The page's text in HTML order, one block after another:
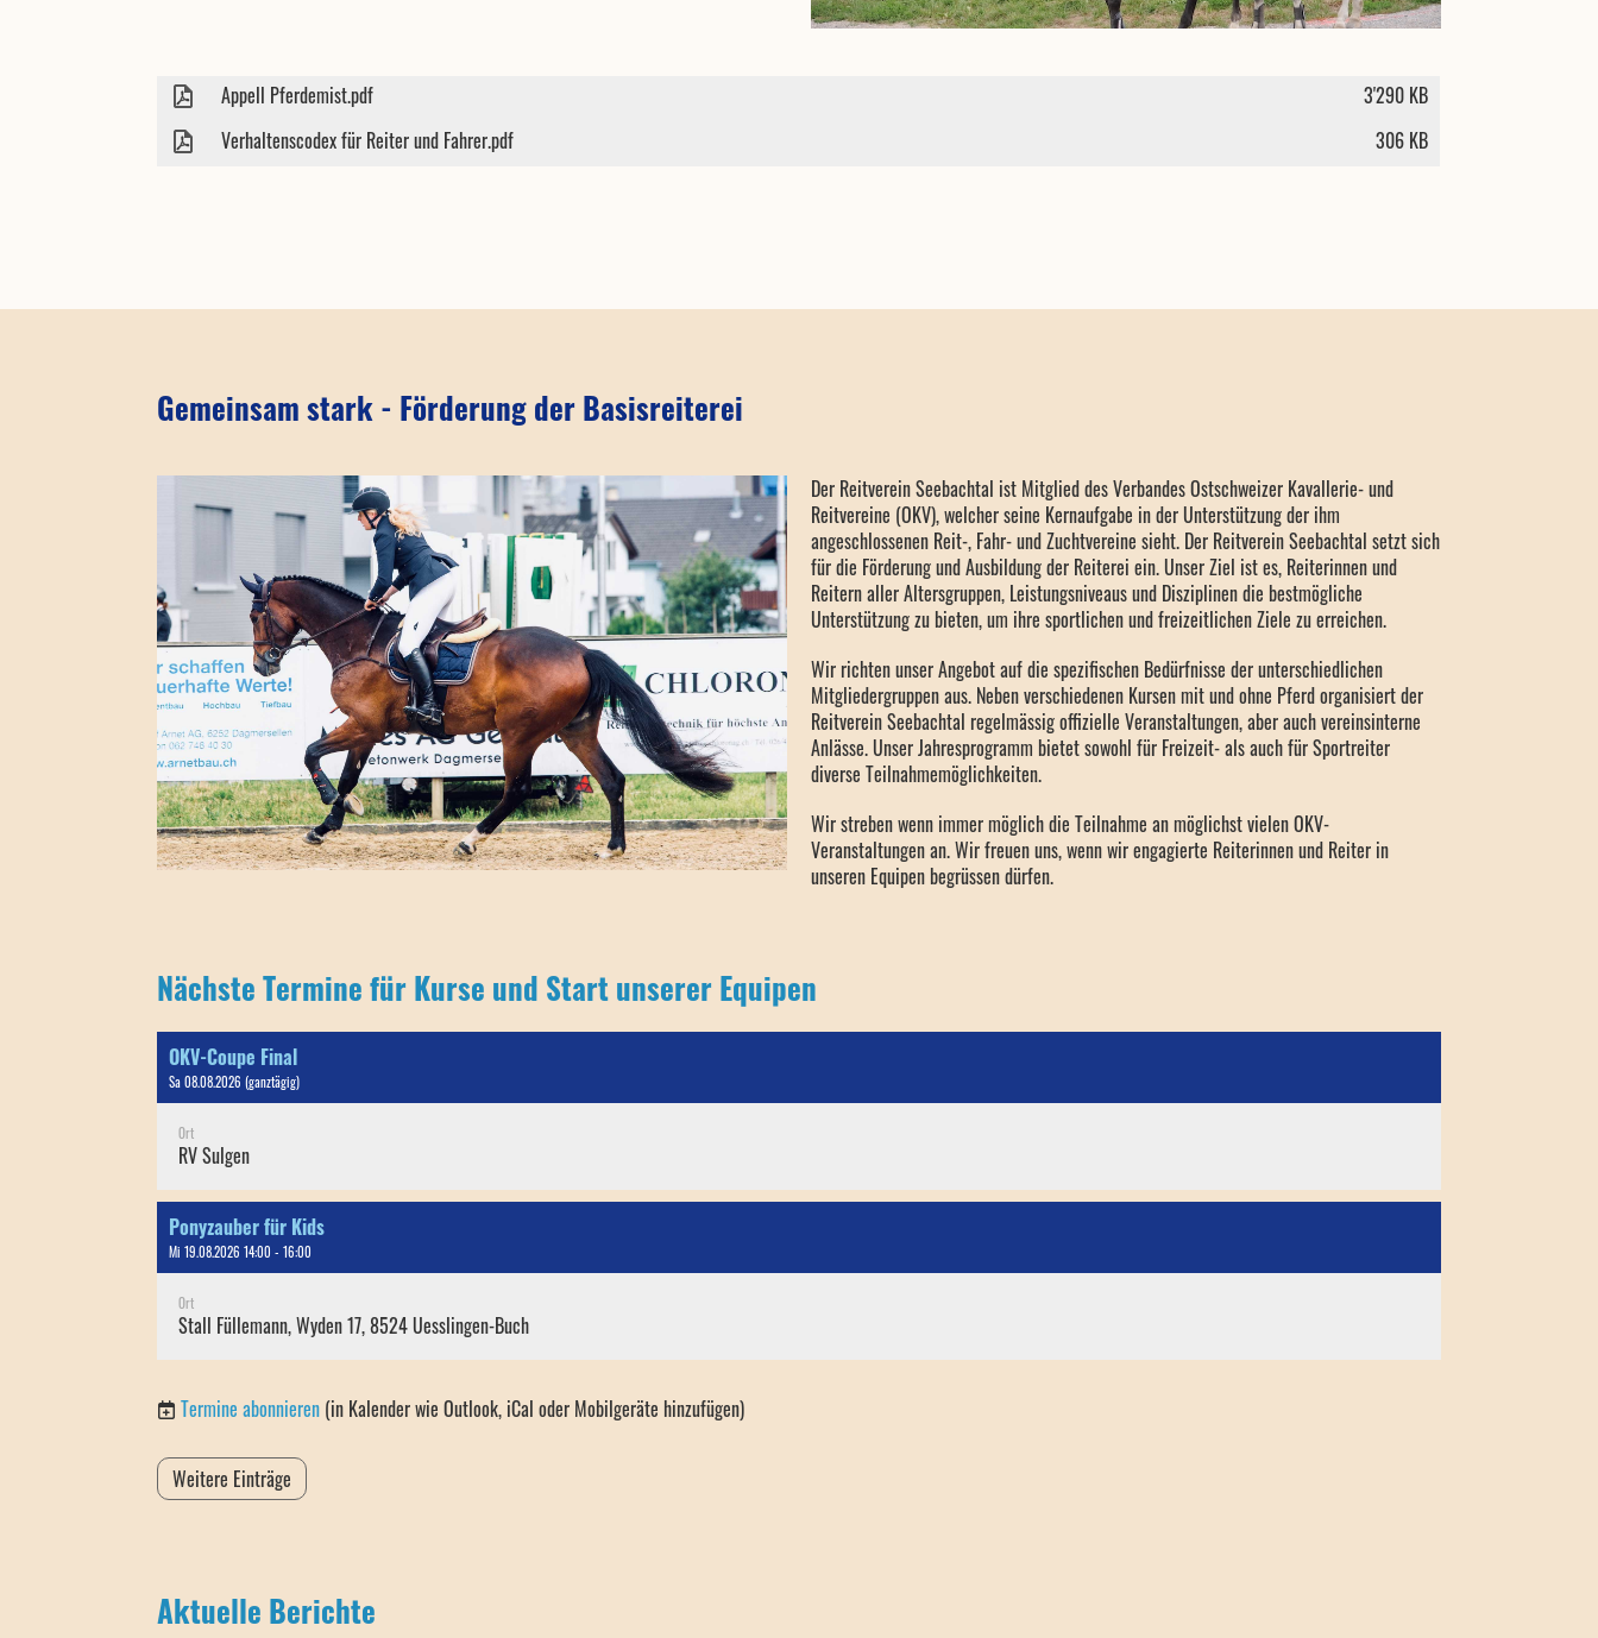
Appell Pferdemist.pdf
3'290 KB
Verhaltenscodex für Reiter und Fahrer.pdf
306 KB
Gemeinsam stark - Förderung der Basisreiterei
Der Reitverein Seebachtal ist Mitglied des Verbandes Ostschweizer Kavallerie- und
Reitvereine (OKV), welcher seine Kernaufgabe in der Unterstützung der ihm
angeschlossenen Reit-, Fahr- und Zuchtvereine sieht. Der Reitverein Seebachtal setzt sich
für die Förderung und Ausbildung der Reiterei ein. Unser Ziel ist es, Reiterinnen und
Reitern aller Altersgruppen, Leistungsniveaus und Disziplinen die bestmögliche
Unterstützung zu bieten, um ihre sportlichen und freizeitlichen Ziele zu erreichen.
Wir richten unser Angebot auf die spezifischen Bedürfnisse der unterschiedlichen
Mitgliedergruppen aus. Neben verschiedenen Kursen mit und ohne Pferd organisiert der
Reitverein Seebachtal regelmässig offizielle Veranstaltungen, aber auch vereinsinterne
Anlässe. Unser Jahresprogramm bietet sowohl für Freizeit- als auch für Sportreiter
diverse Teilnahmemöglichkeiten.
Wir streben wenn immer möglich die Teilnahme an möglichst vielen OKV-
Veranstaltungen an. Wir freuen uns, wenn wir engagierte Reiterinnen und Reiter in
unseren Equipen begrüssen dürfen.
Nächste Termine für Kurse und Start unserer Equipen
OKV-Coupe Final
Sa 08.08.2026 (ganztägig)
Ort
RV Sulgen
Ponyzauber für Kids
Mi 19.08.2026 14:00 - 16:00
Ort
Stall Füllemann, Wyden 17, 8524 Uesslingen-Buch
Termine abonnieren (in Kalender wie Outlook, iCal oder Mobilgeräte hinzufügen)
Weitere Einträge
Aktuelle Berichte